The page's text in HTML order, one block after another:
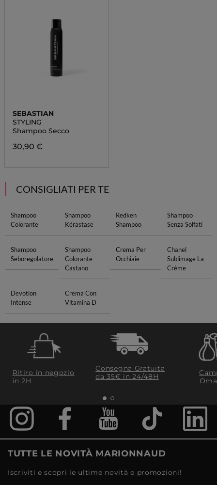
SEBASTIAN
STYLING
Shampoo Secco
30,90 €
CONSIGLIATI PER TE
Shampoo
Colorante
Shampoo
Kérastase
Redken
Shampoo
Shampoo
Senza Solfati
Shampoo
Seboregolatore
Shampoo
Colorante
Castano
Crema Per
Occhiaie
Chanel
Sublimage La
Crème
Devotion
Intense
Crema Con
Vitamina D
Ritiro in negozio
in 2H
Consegna Gratuita
da 35€​ in 24/48H
TUTTE LE NOVITÀ MARIONNAUD
Iscriviti e scopri le ultime novità e promozioni!